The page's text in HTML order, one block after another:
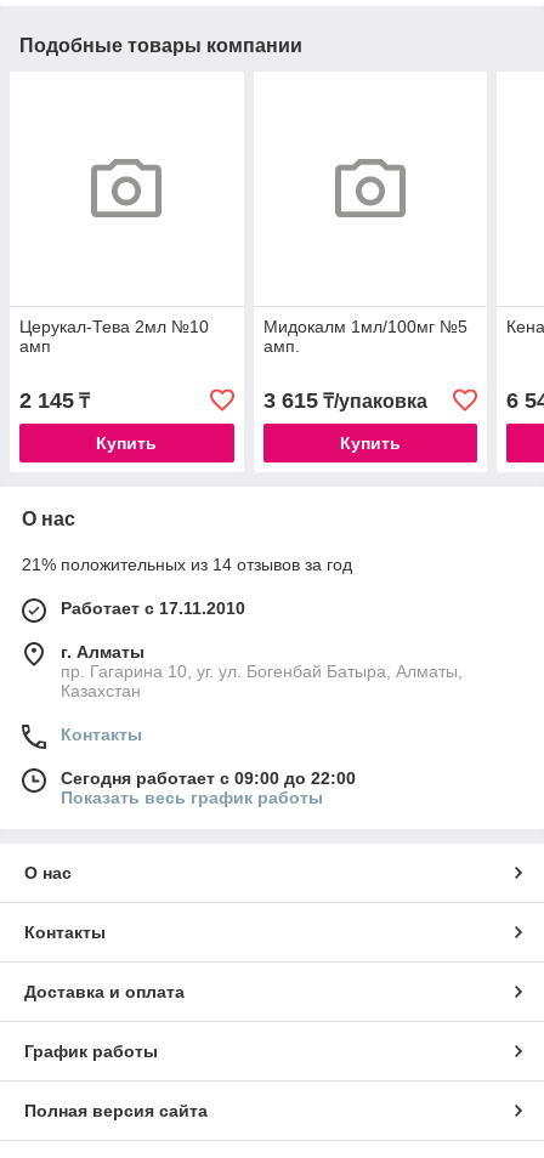
Подобные товары компании
Церукал-Тева 2мл №10
амп
2 145 ₸
Купить
Мидокалм 1мл/100мг №5
амп.
3 615₸/упаковка
Купить
6
О нас
21% положительных из 14 отзывов за год
Работает с 17.11.2010
г. Алматы
пр. Гагарина 10, уг. ул. Богенбай Батыра, Алматы,
Казахстан
Контакты
Сегодня работает с 09:00 до 22:00
Показать весь график работы
О нас
Контакты
Доставка и оплата
График работы
Полная версия сайта